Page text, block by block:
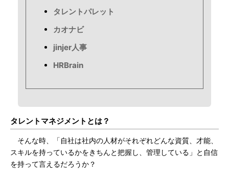
タレントパレット
カオナビ
jinjer人事
HRBrain
タレントマネジメントとは？
そんな時、「自社は社内の人材がそれぞれどんな資質、才能、
スキルを持っているかをきちんと把握し、管理している」と自信
を持って言えるだろうか？